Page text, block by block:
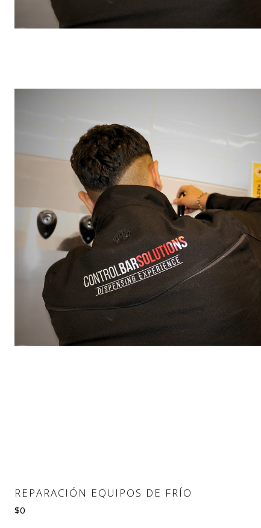
REPARACIÓN EQUIPOS DE FRÍO
$0